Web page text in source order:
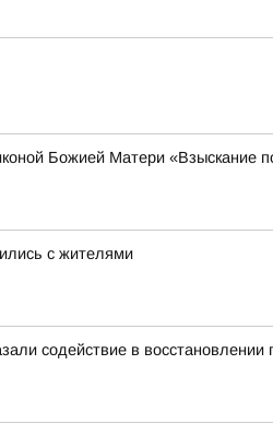
Божией Матери «Взыскание
с жителями
содействие в